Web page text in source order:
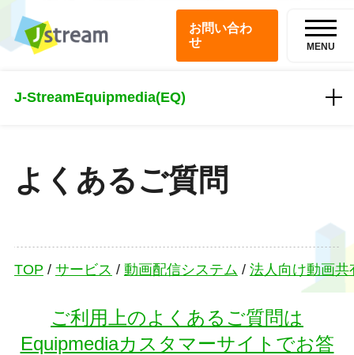
お問い合わ
せ
MENU
J-StreamEquipmedia(EQ)
よくあるご質問
TOP / サービス / 動画配信システム / 法人向け動画
ご利用上のよくあるご質問は
Equipmediaカスタマーサイトでお答